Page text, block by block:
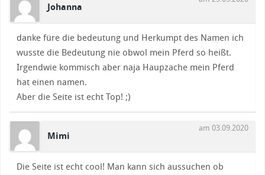
Johanna
danke füre die bedeutung und Herkumpt des Namen ich
wusste die Bedeutung nie obwol mein Pferd so heißt.
Irgendwie kommisch aber naja Haupzache mein Pferd
hat einen namen.
Aber die Seite ist echt Top! ;)
Mimi
am 03.09.2020
Die Seite ist echt cool! Man kann sich aussuchen ob